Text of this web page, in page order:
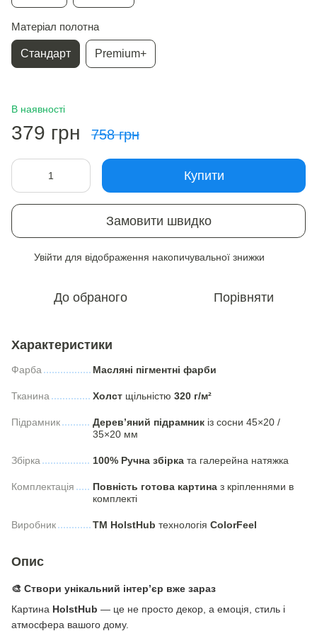
Матеріал полотна
Стандарт Premium+
В наявності
379 грн 758 грн
Купити
Замовити швидко
Увійти для відображення накопичувальної знижки
До обраного Порівняти
Характеристики
Фарба Масляні пігментні фарби
Тканина Холст щільністю 320 г/м²
Підрамник Дерев’яний підрамник із сосни 45×20 /
35×20 мм
Збірка 100% Ручна збірка та галерейна натяжка
Комплектація Повність готова картина з кріпленнями в
комплекті
Виробник ТМ HolstHub технологія СolorFeel
Опис
🎨 Створи унікальний інтер’єр вже зараз
Картина HolstHub — це не просто декор, а емоція, стиль і
атмосфера вашого дому.